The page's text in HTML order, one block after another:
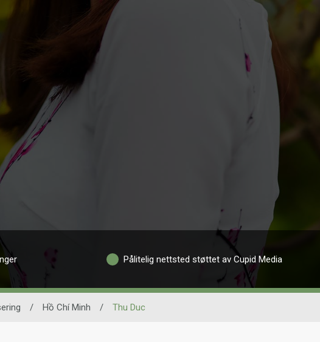
Pålitelig nettsted støttet av Cupid Media
/ Hồ Chí Minh / Thu Duc